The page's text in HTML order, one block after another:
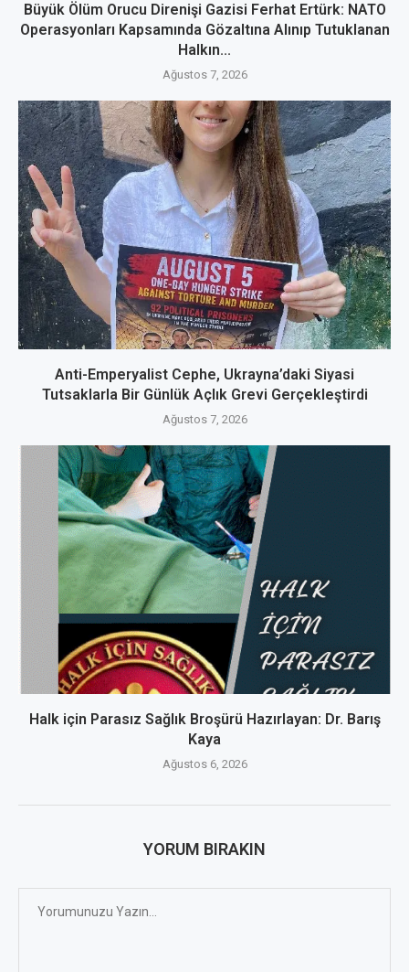
Büyük Ölüm Orucu Direnişi Gazisi Ferhat Ertürk: NATO
Operasyonları Kapsamında Gözaltına Alınıp Tutuklanan
Halkın...
Ağustos 7, 2026
Anti-Emperyalist Cephe, Ukrayna’daki Siyasi
Tutsaklarla Bir Günlük Açlık Grevi Gerçekleştirdi
Ağustos 7, 2026
Halk için Parasız Sağlık Broşürü Hazırlayan: Dr. Barış
Kaya
Ağustos 6, 2026
YORUM BIRAKIN